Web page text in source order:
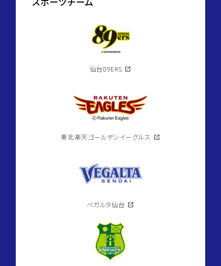
仙台89ERS open_in_new
東北楽天ゴールデンイーグルス open_in_new
ベガルタ仙台 open_in_new